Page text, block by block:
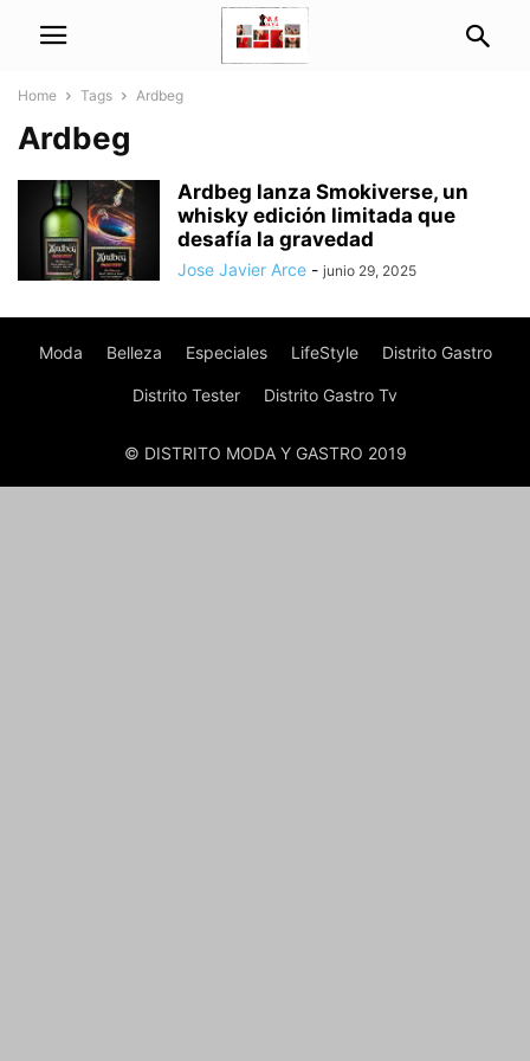
Home Tags Ardbeg
Ardbeg
Ardbeg lanza Smokiverse, un
whisky edición limitada que
desafía la gravedad
Jose Javier Arce - junio 29, 2025
Moda Belleza Especiales LifeStyle Distrito Gastro
Distrito Tester Distrito Gastro Tv
© DISTRITO MODA Y GASTRO 2019